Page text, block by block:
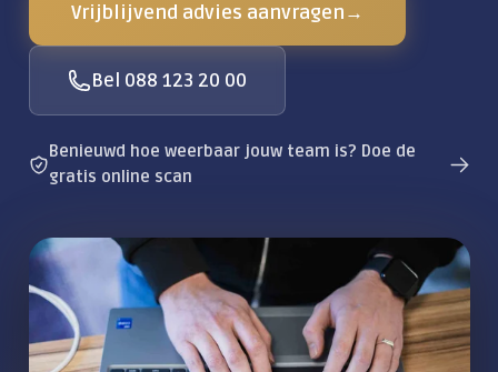
AI-telefoonagent
Vergadertechniek
Zakelijke e-mail
Alles over Cloud & Communicatie
Moderne beveiliging
Wachtwoordbeheer
Beveiligd mailen
Vrijblijvend advies aanvragen→
Bel 088 123 20 00
Benieuwd hoe weerbaar jouw team is? Doe de
gratis online scan